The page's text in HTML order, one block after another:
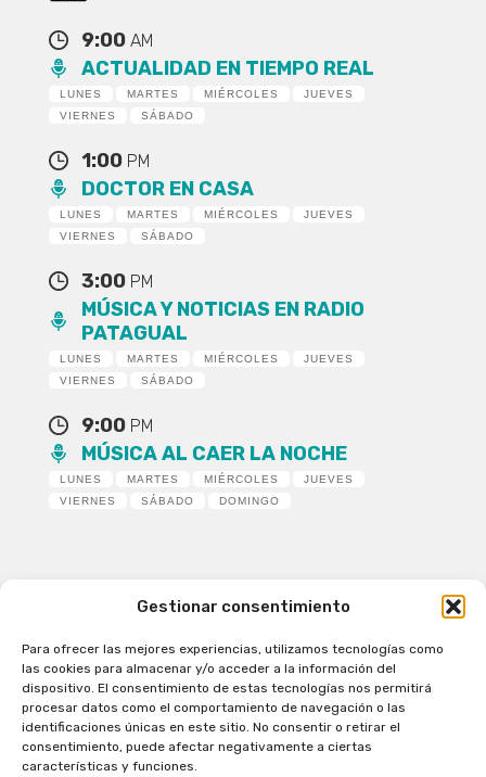
Gestionar consentimiento
Para ofrecer las mejores experiencias, utilizamos tecnologías como
las cookies para almacenar y/o acceder a la información del
dispositivo. El consentimiento de estas tecnologías nos permitirá
procesar datos como el comportamiento de navegación o las
identificaciones únicas en este sitio. No consentir o retirar el
consentimiento, puede afectar negativamente a ciertas
características y funciones.
9:00 AM
ACTUALIDAD EN TIEMPO REAL
LUNES MARTES MIÉRCOLES
JUEVES
VIERNES
SÁBADO
1:00 PM
DOCTOR EN CASA
LUNES MARTES MIÉRCOLES
JUEVES
VIERNES
SÁBADO
3:00 PM
MÚSICA Y NOTICIAS EN RADIO
PATAGUAL
LUNES MARTES MIÉRCOLES
JUEVES
VIERNES
SÁBADO
9:00 PM
MÚSICA AL CAER LA NOCHE
LUNES MARTES MIÉRCOLES
JUEVES
VIERNES
SÁBADO DOMINGO
Patagual Radio Digital 2026 - Todos los derechos
reservados
la Radio de Verdad
Cobertura
Programación